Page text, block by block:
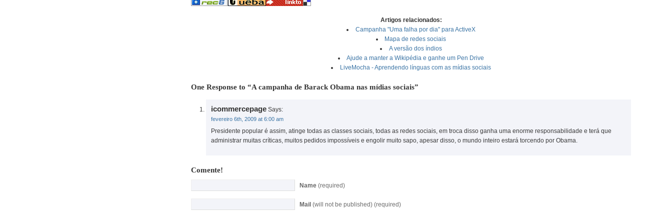
Artigos relacionados:
Campanha "Uma falha por dia" para ActiveX
Mapa de redes sociais
A versão dos índios
Ajude a manter a Wikipédia e ganhe um Pen Drive
LiveMocha - Aprendendo línguas com as mídias sociais
One Response to “A campanha de Barack Obama nas mídias sociais”
icommercepage Says:
fevereiro 6th, 2009 at 6:00 am
Presidente popular é assim, atinge todas as classes sociais, todas as redes sociais, em troca disso ganha uma enorme responsabilidade e terá que
administrar muitas críticas, muitos pedidos impossíveis e engolir muito sapo, apesar disso, o mundo inteiro estará torcendo por Obama.
Comente!
Name (required)
Mail (will not be published) (required)